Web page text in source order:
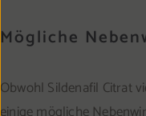
Mögliche
Obwohl Sildenafil Citrat